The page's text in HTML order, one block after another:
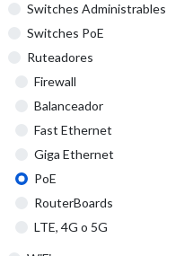
Switches Administrables
Switches PoE
Ruteadores
Firewall
Balanceador
Fast Ethernet
Giga Ethernet
PoE
RouterBoards
LTE, 4G o 5G